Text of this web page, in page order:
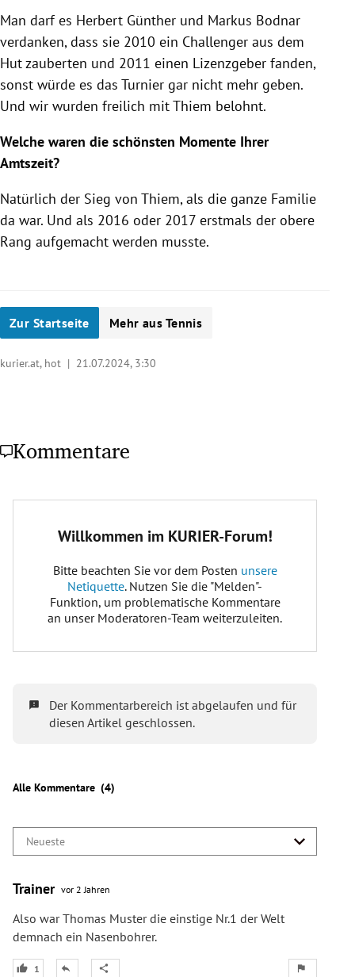
Man darf es Herbert Günther und Markus Bodnar
verdanken, dass sie 2010 ein Challenger aus dem
Hut zauberten und 2011 einen Lizenzgeber fanden,
sonst würde es das Turnier gar nicht mehr geben.
Und wir wurden freilich mit Thiem belohnt.
Welche waren die schönsten Momente Ihrer
Amtszeit?
Natürlich der Sieg von Thiem, als die ganze Familie
da war. Und als 2016 oder 2017 erstmals der obere
Rang aufgemacht werden musste.
Zur Startseite Mehr aus Tennis
kurier.at, hot | 21.07.2024, 3:30
Kommentare